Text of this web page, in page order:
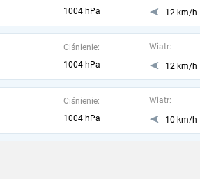
1004 hPa
12 km/h
Ciśnienie:
1004 hPa
Wiatr:
12 km/h
Ciśnienie:
1004 hPa
Wiatr:
10 km/h